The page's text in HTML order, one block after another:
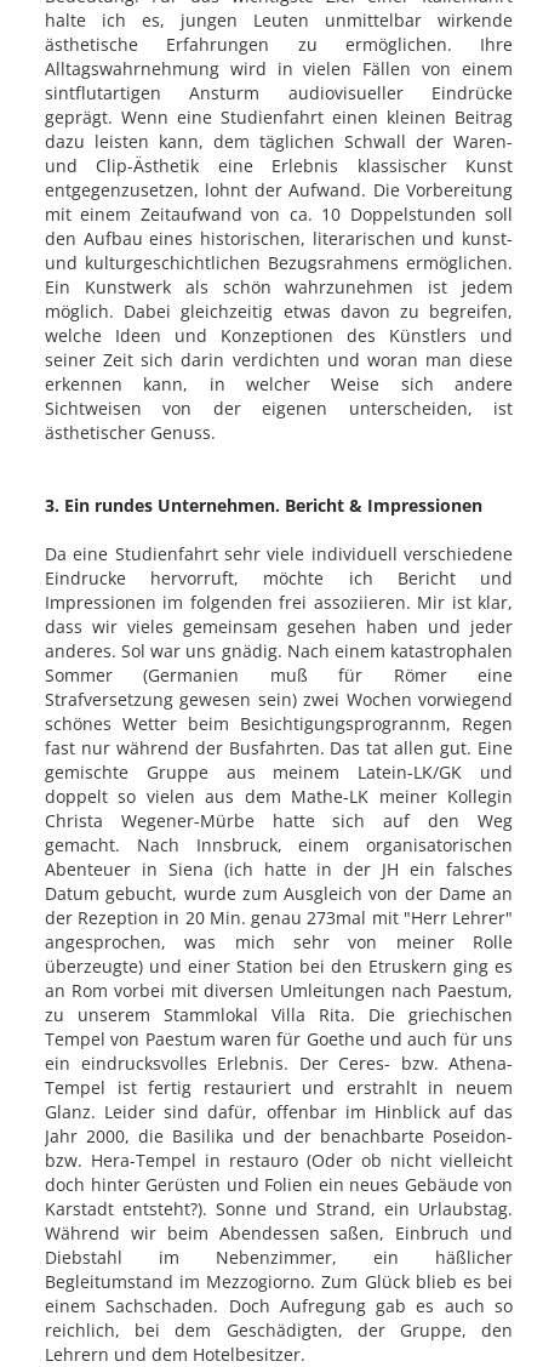
halte ich es, jungen Leuten unmittelbar wirkende
ästhetische Erfahrungen zu ermöglichen. Ihre
Alltagswahrnehmung wird in vielen Fällen von einem
sintflutartigen Ansturm audiovisueller Eindrücke
geprägt. Wenn eine Studienfahrt einen kleinen Beitrag
dazu leisten kann, dem täglichen Schwall der Waren-
und Clip-Ästhetik eine Erlebnis klassischer Kunst
entgegenzusetzen, lohnt der Aufwand. Die Vorbereitung
mit einem Zeitaufwand von ca. 10 Doppelstunden soll
den Aufbau eines historischen, literarischen und kunst-
und kulturgeschichtlichen Bezugsrahmens ermöglichen.
Ein Kunstwerk als schön wahrzunehmen ist jedem
möglich. Dabei gleichzeitig etwas davon zu begreifen,
welche Ideen und Konzeptionen des Künstlers und
seiner Zeit sich darin verdichten und woran man diese
erkennen kann, in welcher Weise sich andere
Sichtweisen von der eigenen unterscheiden, ist
ästhetischer Genuss.
3. Ein rundes Unternehmen. Bericht & Impressionen
Da eine Studienfahrt sehr viele individuell verschiedene
Eindrucke hervorruft, möchte ich Bericht und
Impressionen im folgenden frei assoziieren. Mir ist klar,
dass wir vieles gemeinsam gesehen haben und jeder
anderes. Sol war uns gnädig. Nach einem katastrophalen
Sommer (Germanien muß für Römer eine
Strafversetzung gewesen sein) zwei Wochen vorwiegend
schönes Wetter beim Besichtigungsprogrannm, Regen
fast nur während der Busfahrten. Das tat allen gut. Eine
gemischte Gruppe aus meinem Latein-LK/GK und
doppelt so vielen aus dem Mathe-LK meiner Kollegin
Christa Wegener-Mürbe hatte sich auf den Weg
gemacht. Nach Innsbruck, einem organisatorischen
Abenteuer in Siena (ich hatte in der JH ein falsches
Datum gebucht, wurde zum Ausgleich von der Dame an
der Rezeption in 20 Min. genau 273mal mit "Herr Lehrer"
angesprochen, was mich sehr von meiner Rolle
überzeugte) und einer Station bei den Etruskern ging es
an Rom vorbei mit diversen Umleitungen nach Paestum,
zu unserem Stammlokal Villa Rita. Die griechischen
Tempel von Paestum waren für Goethe und auch für uns
ein eindrucksvolles Erlebnis. Der Ceres- bzw. Athena-
Tempel ist fertig restauriert und erstrahlt in neuem
Glanz. Leider sind dafür, offenbar im Hinblick auf das
Jahr 2000, die Basilika und der benachbarte Poseidon-
bzw. Hera-Tempel in restauro (Oder ob nicht vielleicht
doch hinter Gerüsten und Folien ein neues Gebäude von
Karstadt entsteht?). Sonne und Strand, ein Urlaubstag.
Während wir beim Abendessen saßen, Einbruch und
Diebstahl im Nebenzimmer, ein häßlicher
Begleitumstand im Mezzogiorno. Zum Glück blieb es bei
einem Sachschaden. Doch Aufregung gab es auch so
reichlich, bei dem Geschädigten, der Gruppe, den
Lehrern und dem Hotelbesitzer.